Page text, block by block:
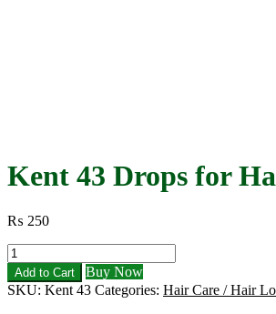
Kent 43 Drops for
₨ 250
Kent
43
Drops
for
Add to Cart
Buy Now
SKU: Kent 43 Categories: Hair Care / Hair